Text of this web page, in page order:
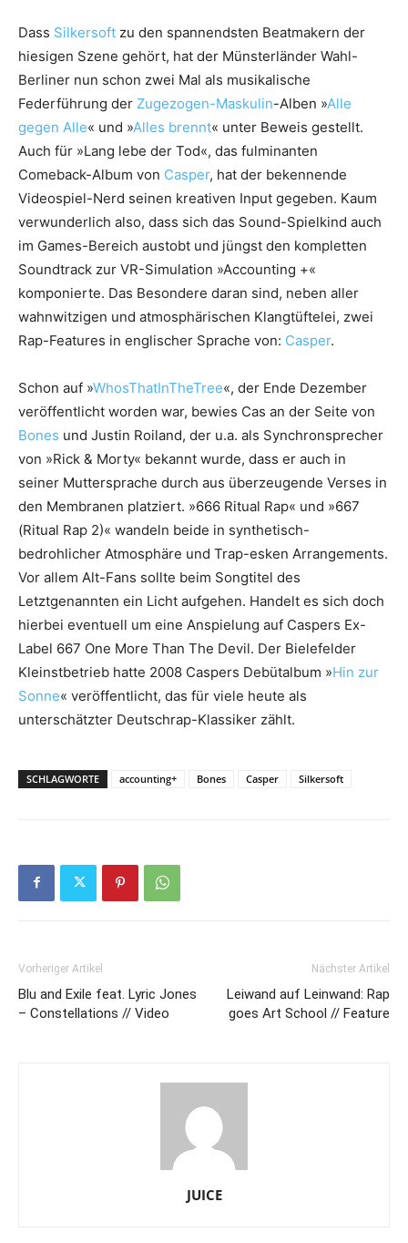
Dass Silkersoft zu den spannendsten Beatmakern der
hiesigen Szene gehört, hat der Münsterländer Wahl-
Berliner nun schon zwei Mal als musikalische
Federführung der Zugezogen-Maskulin-Alben »Alle
gegen Alle« und »Alles brennt« unter Beweis gestellt.
Auch für »Lang lebe der Tod«, das fulminanten
Comeback-Album von Casper, hat der bekennende
Videospiel-Nerd seinen kreativen Input gegeben. Kaum
verwunderlich also, dass sich das Sound-Spielkind auch
im Games-Bereich austobt und jüngst den kompletten
Soundtrack zur VR-Simulation »Accounting +«
komponierte. Das Besondere daran sind, neben aller
wahnwitzigen und atmosphärischen Klangtüftelei, zwei
Rap-Features in englischer Sprache von: Casper.
Schon auf »WhosThatInTheTree«, der Ende Dezember
veröffentlicht worden war, bewies Cas an der Seite von
Bones und Justin Roiland, der u.a. als Synchronsprecher
von »Rick & Morty« bekannt wurde, dass er auch in
seiner Muttersprache durch aus überzeugende Verses in
den Membranen platziert. »666 Ritual Rap« und »667
(Ritual Rap 2)« wandeln beide in synthetisch-
bedrohlicher Atmosphäre und Trap-esken Arrangements.
Vor allem Alt-Fans sollte beim Songtitel des
Letztgenannten ein Licht aufgehen. Handelt es sich doch
hierbei eventuell um eine Anspielung auf Caspers Ex-
Label 667 One More Than The Devil. Der Bielefelder
Kleinstbetrieb hatte 2008 Caspers Debütalbum »Hin zur
Sonne« veröffentlicht, das für viele heute als
unterschätzter Deutschrap-Klassiker zählt.
SCHLAGWORTE accounting+ Bones Casper Silkersoft
Vorheriger Artikel
Blu and Exile feat. Lyric Jones
– Constellations // Video
Nächster Artikel
Leiwand auf Leinwand: Rap
goes Art School // Feature
JUICE